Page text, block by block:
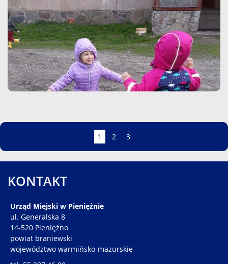
Strona
1 Strona
2 Strona
3
KONTAKT
Urząd Miejski w Pieniężnie
ul. Generalska 8
14-520 Pieniężno
powiat braniewski
województwo warmińsko-mazurskie